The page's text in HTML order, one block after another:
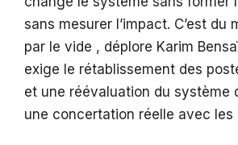
sans mesurer l’impact. C’est du
par le vide , déplore Karim
exige le rétablissement des
et une réévaluation du système
une concertation réelle avec les